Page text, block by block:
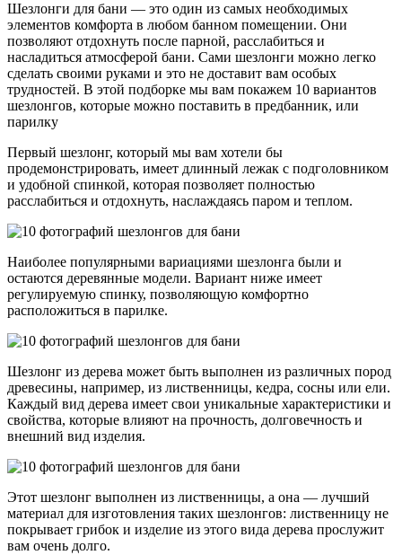
Шезлонги для бани — это один из самых необходимых
элементов комфорта в любом банном помещении. Они
позволяют отдохнуть после парной, расслабиться и
насладиться атмосферой бани. Сами шезлонги можно легко
сделать своими руками и это не доставит вам особых
трудностей. В этой подборке мы вам покажем 10 вариантов
шезлонгов, которые можно поставить в предбанник, или
парилку
Первый шезлонг, который мы вам хотели бы
продемонстрировать, имеет длинный лежак с подголовником
и удобной спинкой, которая позволяет полностью
расслабиться и отдохнуть, наслаждаясь паром и теплом.
Наиболее популярными вариациями шезлонга были и
остаются деревянные модели. Вариант ниже имеет
регулируемую спинку, позволяющую комфортно
расположиться в парилке.
Шезлонг из дерева может быть выполнен из различных пород
древесины, например, из лиственницы, кедра, сосны или ели.
Каждый вид дерева имеет свои уникальные характеристики и
свойства, которые влияют на прочность, долговечность и
внешний вид изделия.
Этот шезлонг выполнен из лиственницы, а она — лучший
материал для изготовления таких шезлонгов: лиственницу не
покрывает грибок и изделие из этого вида дерева прослужит
вам очень долго.